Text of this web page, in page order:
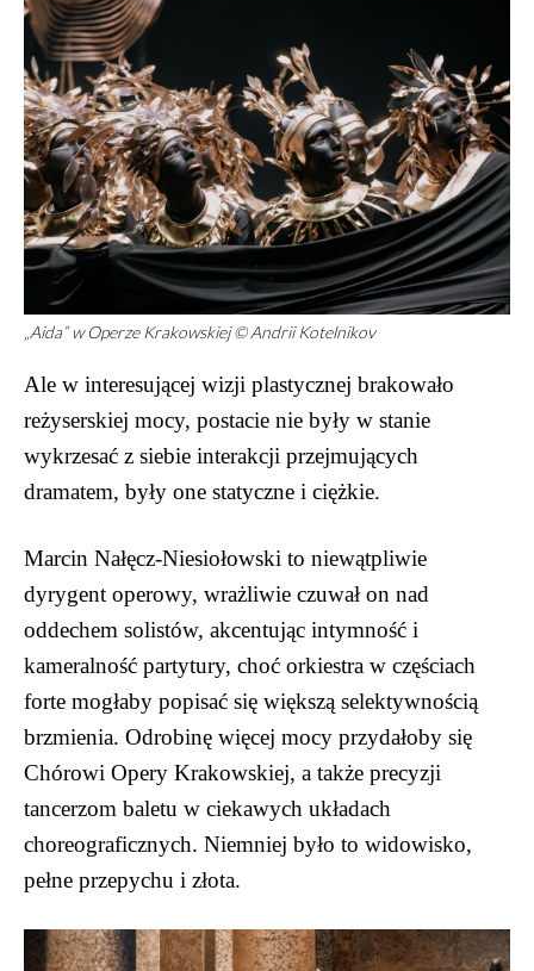
„Aida” w Operze Krakowskiej © Andrii Kotelnikov
Ale w interesującej wizji plastycznej brakowało
reżyserskiej mocy, postacie nie były w stanie
wykrzesać z siebie interakcji przejmujących
dramatem, były one statyczne i ciężkie.
Marcin Nałęcz-Niesiołowski to niewątpliwie
dyrygent operowy, wrażliwie czuwał on nad
oddechem solistów, akcentując intymność i
kameralność partytury, choć orkiestra w częściach
forte mogłaby popisać się większą selektywnością
brzmienia. Odrobinę więcej mocy przydałoby się
Chórowi Opery Krakowskiej, a także precyzji
tancerzom baletu w ciekawych układach
choreograficznych. Niemniej było to widowisko,
pełne przepychu i złota.